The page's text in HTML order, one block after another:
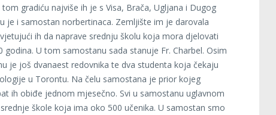
gradiću najviše ih je s Visa, Brača, Ugljana i Dugog
je i samostan norbertinaca. Zemljište im je darovala
ih da naprave srednju školu koja mora djelovati
godina. U tom samostanu sada stanuje Fr. Charbel. Osim
je još dvanaest redovnika te dva studenta koja čekaju
u Torontu. Na čelu samostana je prior kojeg
ih obiđe jednom mjesečno. Svi u samostanu uglavnom
škole koja ima oko 500 učenika. U samostan smo